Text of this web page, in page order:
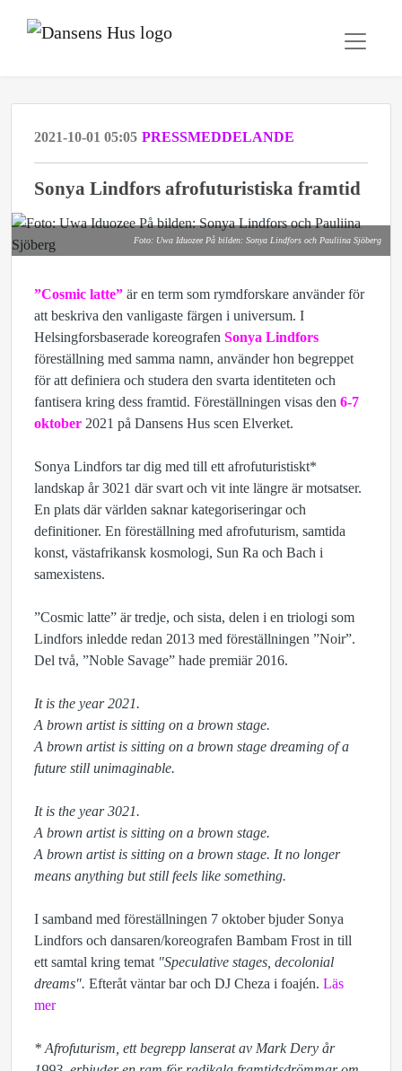
2021-10-01 05:05 PRESSMEDDELANDE
Sonya Lindfors afrofuturistiska framtid
Foto: Uwa Iduozee På bilden: Sonya Lindfors och Pauliina Sjöberg
”Cosmic latte” är en term som rymdforskare använder för
att beskriva den vanligaste färgen i universum. I
Helsingforsbaserade koreografen Sonya Lindfors
föreställning med samma namn, använder hon begreppet
för att definiera och studera den svarta identiteten och
fantisera kring dess framtid. Föreställningen visas den 6-7
oktober 2021 på Dansens Hus scen Elverket.
Sonya Lindfors tar dig med till ett afrofuturistiskt*
landskap år 3021 där svart och vit inte längre är motsatser.
En plats där världen saknar kategoriseringar och
definitioner. En föreställning med afrofuturism, samtida
konst, västafrikansk kosmologi, Sun Ra och Bach i
samexistens.
”Cosmic latte” är tredje, och sista, delen i en triologi som
Lindfors inledde redan 2013 med föreställningen ”Noir”.
Del två, ”Noble Savage” hade premiär 2016.
It is the year 2021.
A brown artist is sitting on a brown stage.
A brown artist is sitting on a brown stage dreaming of a
future still unimaginable.
It is the year 3021.
A brown artist is sitting on a brown stage.
A brown artist is sitting on a brown stage. It no longer
means anything but still feels like something.
I samband med föreställningen 7 oktober bjuder Sonya
Lindfors och dansaren/koreografen Bambam Frost in till
ett samtal kring temat "Speculative stages, decolonial
dreams". Efteråt väntar bar och DJ Cheza i foajén. Läs
mer
* Afrofuturism, ett begrepp lanserat av Mark Dery år